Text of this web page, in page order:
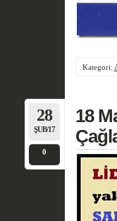
Kategori:
28
ŞUB/17
0
18